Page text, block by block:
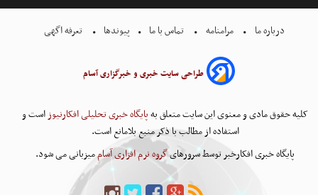
درباره ما مرامنامه تماس با ما پیوندها تعرفه اگهی
طراحی سایت خبری و خبرگزاری آسام
کلیه حقوق مادی و معنوی این سایت متعلق بهپایگاه خبری تحلیلی افکارنیوزاست و
استفاده از مطالب با ذکر منبع بلامانع است.
پایگاه خبری افکارخبر توسط سرورهایگروه نرم افزاری آساممیزبانی می شود.